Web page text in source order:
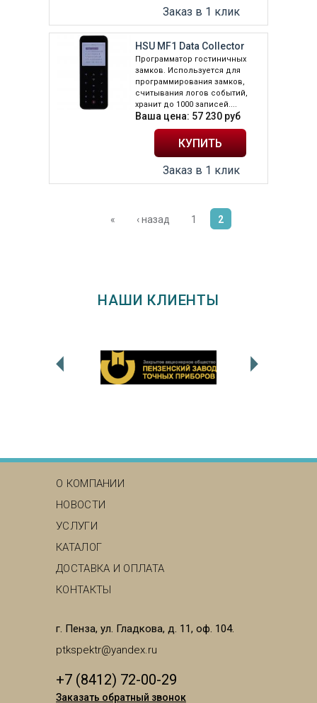
Заказ в 1 клик
HSU MF1 Data Collector
Программатор гостиничных
замков. Используется для
программирования замков,
считывания логов событий,
хранит до 1000 записей....
Ваша цена: 57 230 руб
Заказ в 1 клик
« ‹ назад 1 2
НАШИ КЛИЕНТЫ
О КОМПАНИИ
НОВОСТИ
УСЛУГИ
КАТАЛОГ
ДОСТАВКА И ОПЛАТА
КОНТАКТЫ
г. Пенза, ул. Гладкова, д. 11, оф. 104.
ptkspektr@yandex.ru
+7 (8412) 72-00-29
Заказать обратный звонок